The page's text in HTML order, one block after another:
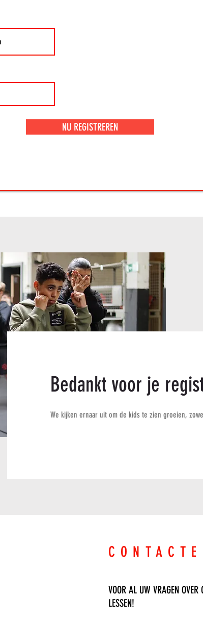
NU REGISTREREN
Bedankt voor je
We kijken ernaar uit om de kids te zien groeien,
VOOR AL UW VRAGEN OVER
LESSEN!